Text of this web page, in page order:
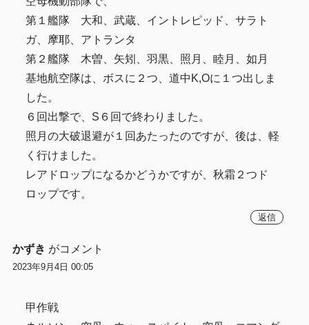
第１艦隊 大和、武蔵、イントレピッド、サラト
ガ、摩耶、アトランタ
第２艦隊 木曽、矢矧、羽黒、照月、睦月、如月
基地航空隊は、ボスに２つ、道中K,Oに１つ出しま
した。
６回出撃で、S６回で終わりました。
照月の大破退避が１回あたったのですが、後は、軽
く行けました。
レアドロップになるかどうかですが、秋霜２つド
ロップです。
返信
かずき がコメント
2023年9月4日 00:05
甲作戦